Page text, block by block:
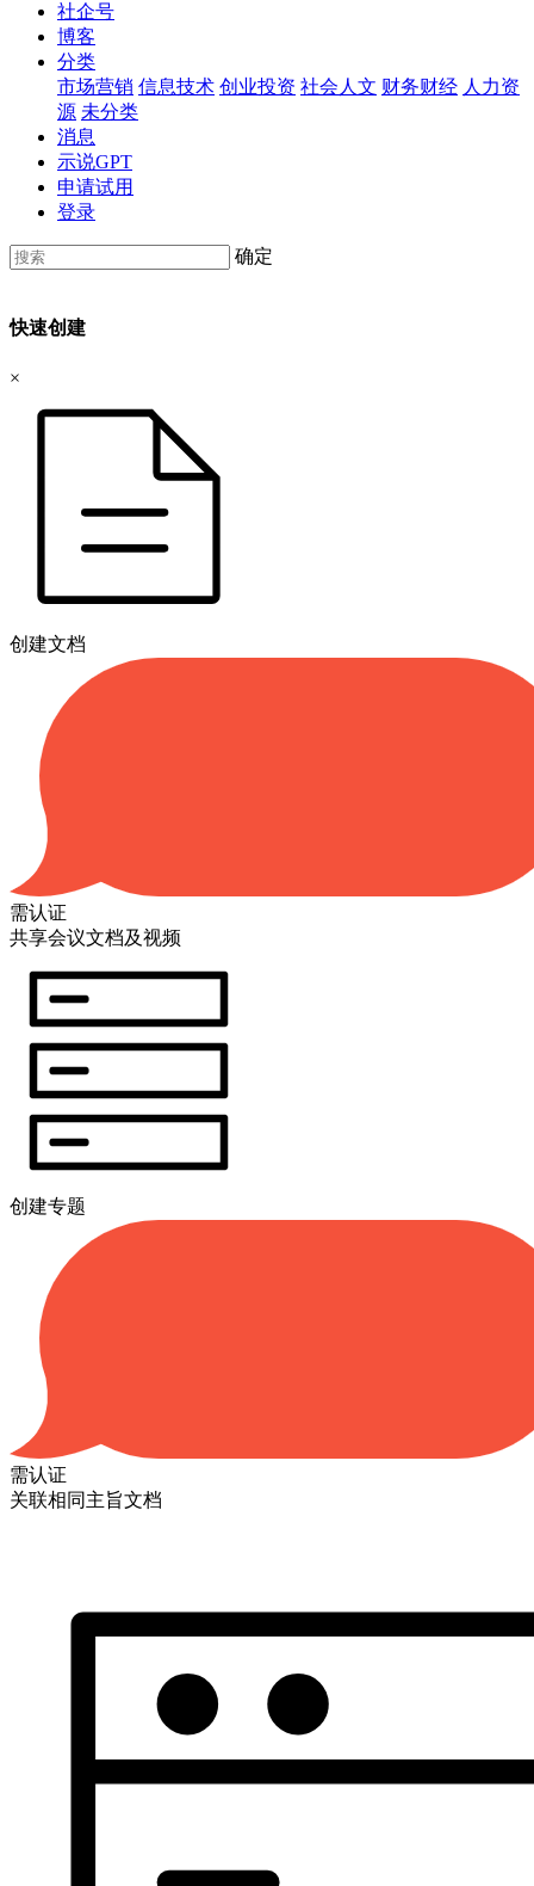
社企号
博客
分类
市场营销 信息技术 创业投资 社会人文 财务财经 人力资
源 未分类
消息
示说GPT
申请试用
登录
确定
快速创建
×
创建文档
需认证
共享会议文档及视频
创建专题
需认证
关联相同主旨文档